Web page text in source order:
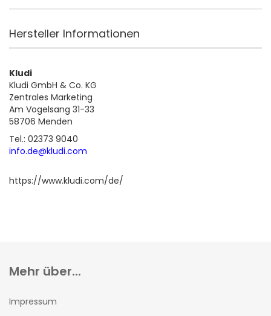
Hersteller Informationen
Kludi
Kludi GmbH & Co. KG
Zentrales Marketing
Am Vogelsang 31-33
58706 Menden
Tel.: 02373 9040
info.de@kludi.com
https://www.kludi.com/de/
Mehr über...
Impressum